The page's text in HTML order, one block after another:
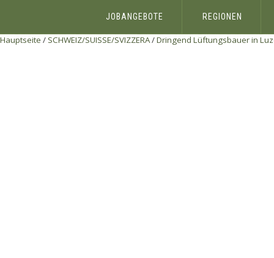
JOBANGEBOTE REGIONEN
Hauptseite / SCHWEIZ/SUISSE/SVIZZERA/Dringend Lüftungsbauer in